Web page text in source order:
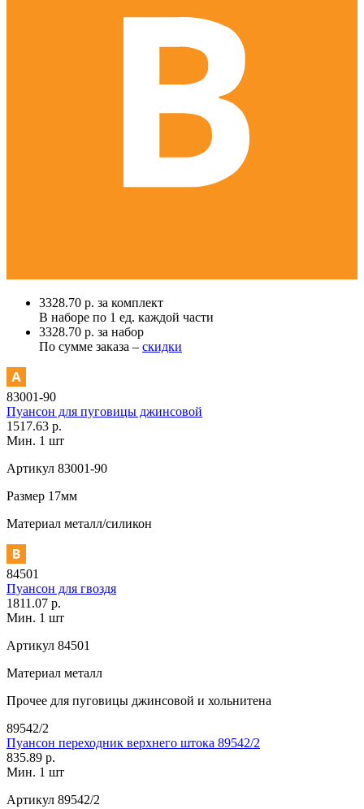
3328.70 р. за комплект
В наборе по 1 ед. каждой части
3328.70 р. за набор
По сумме заказа – скидки
83001-90
Пуансон для пуговицы джинсовой
1517.63 р.
Мин. 1 шт
Артикул 83001-90
Размер 17мм
Материал металл/силикон
84501
Пуансон для гвоздя
1811.07 р.
Мин. 1 шт
Артикул 84501
Материал металл
Прочее для пуговицы джинсовой и хольнитена
89542/2
Пуансон переходник верхнего штока 89542/2
835.89 р.
Мин. 1 шт
Артикул 89542/2